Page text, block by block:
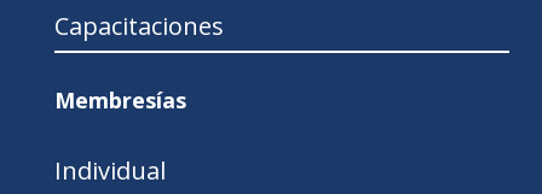
Capacitaciones
Membresías
Individual